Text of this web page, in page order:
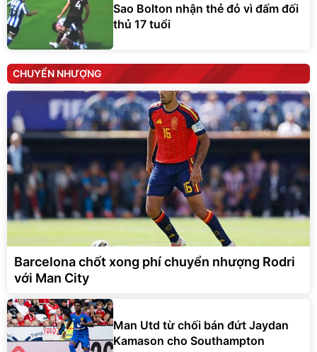
Sao Bolton nhận thẻ đỏ vì đấm đối
thủ 17 tuổi
CHUYỂN NHƯỢNG
Barcelona chốt xong phí chuyển nhượng Rodri
với Man City
Man Utd từ chối bán đứt Jaydan
Kamason cho Southampton